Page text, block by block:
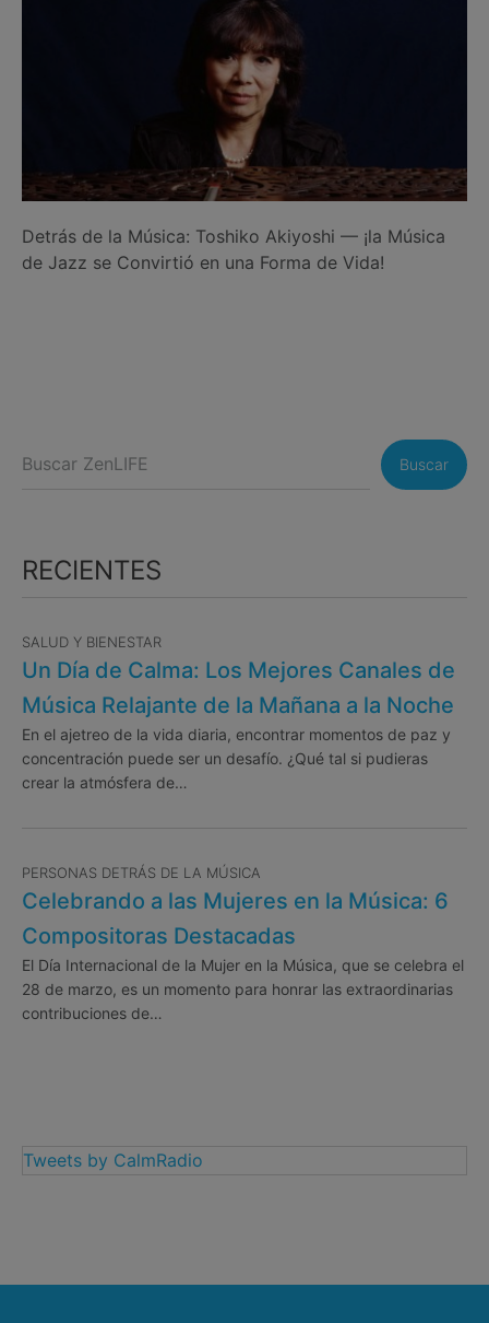
Detrás de la Música: Toshiko Akiyoshi — ¡la Música
de Jazz se Convirtió en una Forma de Vida!
Buscar
RECIENTES
SALUD Y BIENESTAR
Un Día de Calma: Los Mejores Canales de
Música Relajante de la Mañana a la Noche
En el ajetreo de la vida diaria, encontrar momentos de paz y
concentración puede ser un desafío. ¿Qué tal si pudieras
crear la atmósfera de…
PERSONAS DETRÁS DE LA MÚSICA
Celebrando a las Mujeres en la Música: 6
Compositoras Destacadas
El Día Internacional de la Mujer en la Música, que se celebra el
28 de marzo, es un momento para honrar las extraordinarias
contribuciones de…
Tweets by CalmRadio